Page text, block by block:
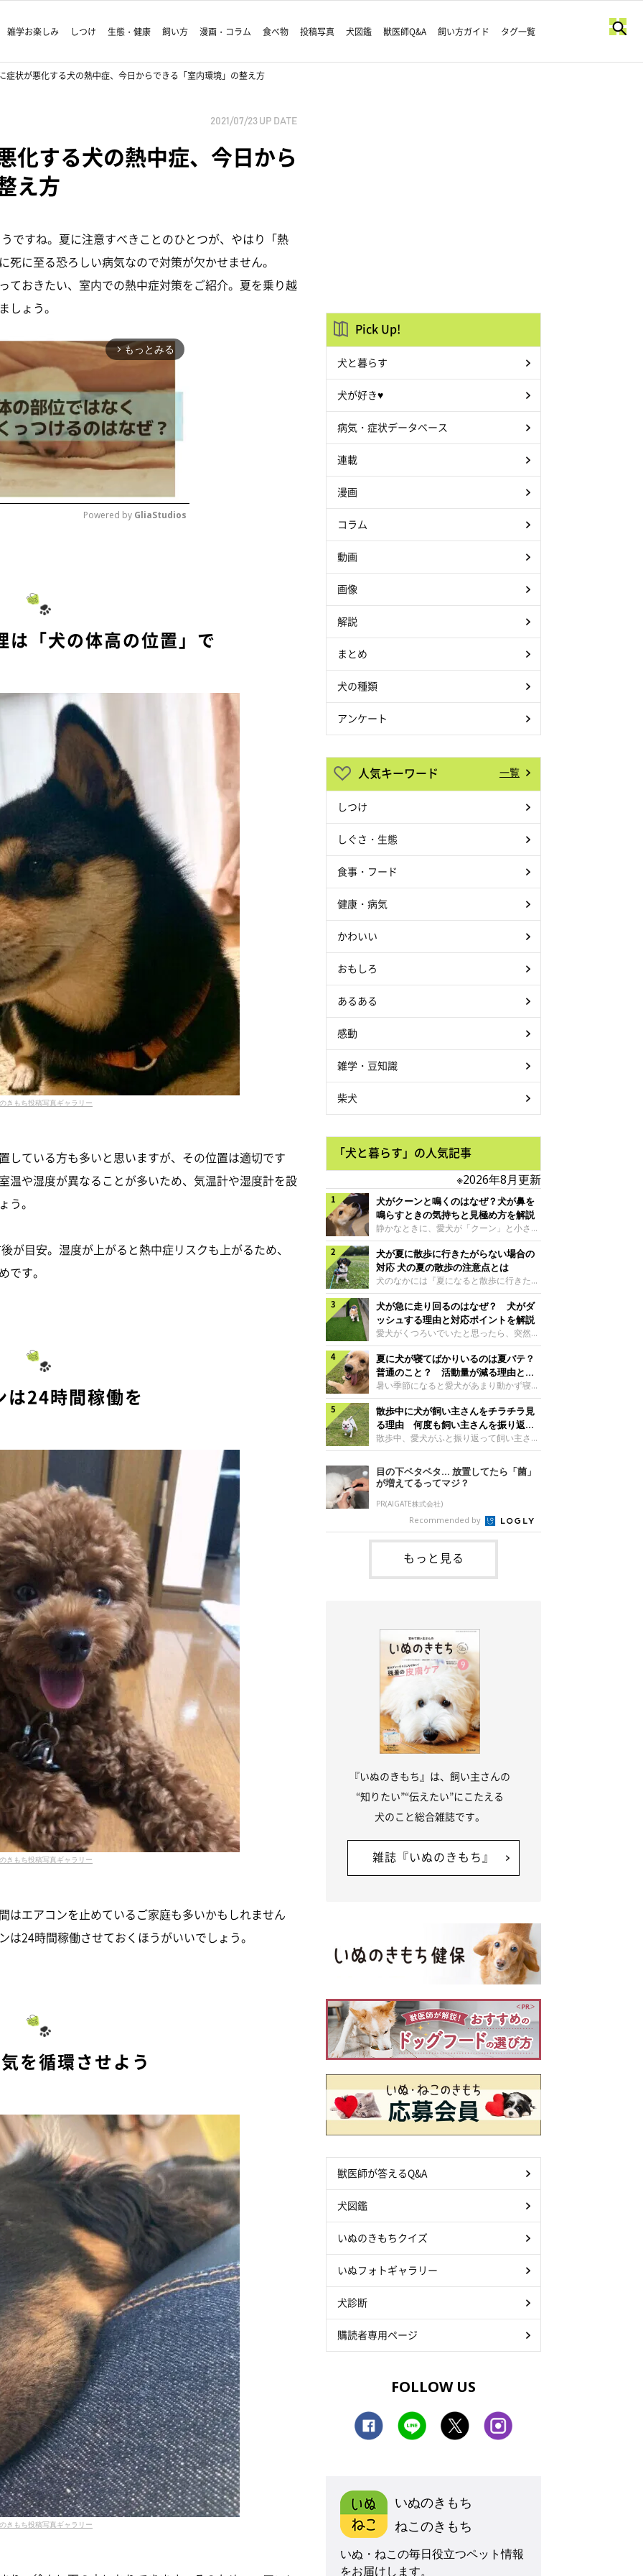
雑学お楽しみ しつけ 生態・健康 飼い方 漫画・コラム 食べ物 投稿写真 犬図鑑 獣医師Q&A 飼い方ガイド タグ一覧
症状が悪化する犬の熱中症、今日からできる「室内環境」の整え方
2021/07/23 UP DATE
化する犬の熱中症、今日から
え方
ですね。夏に注意すべきことのひとつが、やはり「熱
に至る恐ろしい病気なので対策が欠かせません。
ておきたい、室内での熱中症対策をご紹介。夏を乗り越
しょう。
arrow_forward_ios もっとみる
Powered by GliaStudios
は「犬の体高の位置」で
きもち投稿写真ギャラリー
している方も多いと思いますが、その位置は適切です
温や湿度が異なることが多いため、気温計や湿度計を設
う。
目安。湿度が上がると熱中症リスクも上がるため、
です。
は24時間稼働を
きもち投稿写真ギャラリー
はエアコンを止めているご家庭も多いかもしれません
24時間稼働させておくほうがいいでしょう。
を循環させよう
きもち投稿写真ギャラリー
Pick Up!
犬と暮らす
犬が好き♥
病気・症状データベース
連載
漫画
コラム
動画
画像
解説
まとめ
犬の種類
アンケート
人気キーワード 一覧
しつけ
しぐさ・生態
食事・フード
健康・病気
かわいい
おもしろ
あるある
感動
雑学・豆知識
柴犬
「犬と暮らす」の人気記事
※2026年8月更新
犬がクーンと鳴くのはなぜ？犬が鼻を
鳴らすときの気持ちと見極め方を解説
静かなときに、愛犬が「クーン」と小さく
鳴いたり、鼻を鳴らすような音を出したり
することはありませんか？ 大きく吠える
わけではない分、「不安なの？それとも何
かお願いしているの？」と気になる飼い主
さんもいるかもしれません。今回は、犬が
クーンと鳴く理由や鼻鳴らしの背景、見極
め方と対応のポイントなどについて、いぬ
のきもち獣医師相談室の原 駿太朗先生に
伺いました。クーンと鳴くのはどんな気持
ち？いぬのきもち投稿写真ギャラリー犬が
クーンと小さく鳴くときは、何らかの感情
を伝えようとしている場合があると考えら
れています。大
犬が夏に散歩に行きたがらない場合の
対応 犬の夏の散歩の注意点とは
犬のなかには『夏になると散歩に行きたが
らない、歩かなくなる』『暑い季節は散歩
の気配を察すると涼しい部屋から出ようと
しない』など散歩に行きたがらないコもい
るようです。愛犬の運動をさせてあげたい
のに、散歩に行きたがらない。このような
場合はどう対応すればよいのでしょうか？
「愛犬が夏に散歩に行きたがらない場合の
対応」について、いぬのきもち獣医師相談
室の白山さとこ先生に聞きました。Q.夏に
犬の散歩に行くときの注意点は？ いぬの
きもち投稿写真ギャラリーーー夏に愛犬と
散歩に行くときは、どのようなことに注意
をするとよい
犬が急に走り回るのはなぜ？ 犬がダ
ッシュする理由と対応ポイントを解説
愛犬がくつろいでいたと思ったら、突然部
屋の中を走り回り始める――そんな様子に
驚いたことはありませんか？ 急な動きに
「何が起きているの？」と戸惑う飼い主さ
んも多いでしょう。落ち着いていたはずな
のに、急にスイッチが入ったように見える
と不安になることもあります。今回は、犬
が急に走り回る理由や見極め方などについ
て、いぬのきもち獣医師相談室の岡本りさ
先生に伺いました。犬が急に走り回るのは
ラリー犬が突然走り回る行動は、必ずしも
珍しいものではないと考えられています。
体にたまったエ
夏に犬が寝てばかりいるのは夏バテ？
普通のこと？ 活動量が減る理由と対
策とは
暑い季節になると愛犬があまり動かず寝て
ばかりだと感じる飼い主さんはいません
か？その様子に、愛犬が夏バテで疲れてい
るのか、元気がないのかなど不安に感じる
方もいるのではないかと思います。 で
は、犬が寝てばかりいるときに対処が必要
かを見極める方法はあるのでしょうか？
「犬の活動量が夏に減る理由と対策」につ
いて、いぬのきもち獣医師相談室の山口み
き先生に話を聞きました。Q. 夏に犬の活
動量が減る理由は？ いぬのきもち投稿写
真ギャラリーーー夏に愛犬の活動量が減る
と感じる飼い主さんもいるようです。理由
としてどのようなこ
散歩中に犬が飼い主さんをチラチラ見
る理由 何度も飼い主さんを振り返る
のはなぜ？
散歩中、愛犬がふと振り返って飼い主さん
の様子を確認する…そんな場面に心当たり
はありませんか？ 何度もチラチラ見られ
ると、「何か気になることがあるの？」
「ちゃんと歩けているかな」と不安になる
ことがあるかもしれません。愛犬が歩きな
がら飼い主さんを振り返るしぐさには、ど
んな気持ちが隠れているのでしょうか。今
回は、犬が散歩中に飼い主さんを確認する
理由や注意すべきサインの見極めかた、対
応のポイントなどについて、いぬのきもち
獣医師相談室の原 駿太朗先生に伺いまし
目の下ベタベタ… 放置してたら「菌」
が増えてるってマジ？
PR(AIGATE株式会社)
Recommended by
もっと見る
『いぬのきもち』は、飼い主さんの
“知りたい”“伝えたい”にこたえる
犬のこと総合雑誌です。
雑誌『いぬのきもち』
獣医師が答えるQ&A
犬図鑑
いぬのきもちクイズ
いぬフォトギャラリー
犬診断
購読者専用ページ
FOLLOW US
いぬのきもち
ねこのきもち
いぬ・ねこの毎日役立つペット情報
をお届けします。